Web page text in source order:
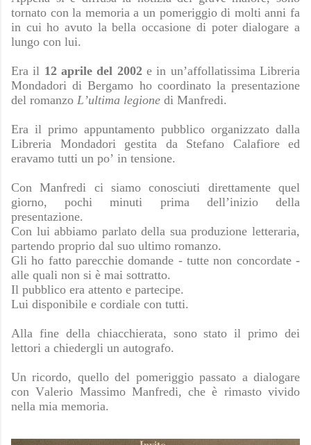
tornato con la memoria a un pomeriggio di molti anni fa
in cui ho avuto la bella occasione di poter dialogare a
lungo con lui.
Era il 12 aprile del 2002e in un’affollatissima Libreria
Mondadori di Bergamo ho coordinato la presentazione
del romanzo L’ultima legione di Manfredi.
Era il primo appuntamento pubblico organizzato dalla
Libreria Mondadori gestita da Stefano Calafiore ed
eravamo tutti un po’ in tensione.
Con Manfredi ci siamo conosciuti direttamente quel
giorno, pochi minuti prima dell’inizio della
presentazione.
Con lui abbiamo parlato della sua produzione letteraria,
partendo proprio dal suo ultimo romanzo.
Gli ho fatto parecchie domande - tutte non concordate -
alle quali non si è mai sottratto.
Il pubblico era attento e partecipe.
Lui disponibile e cordiale con tutti.
Alla fine della chiacchierata, sono stato il primo dei
lettori a chiedergli un autografo.
Un ricordo, quello del pomeriggio passato a dialogare
con Valerio Massimo Manfredi, che è rimasto vivido
nella mia memoria.